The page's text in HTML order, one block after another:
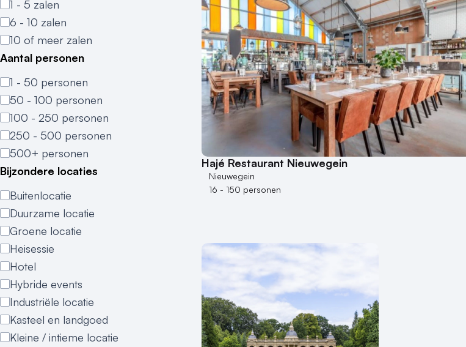
1 - 5 zalen
6 - 10 zalen
10 of meer zalen
Aantal personen
1 - 50 personen
50 - 100 personen
100 - 250 personen
250 - 500 personen
500+ personen
Bijzondere locaties
Buitenlocatie
Duurzame locatie
Groene locatie
Heisessie
Hotel
Hybride events
Industriële locatie
Kasteel en landgoed
Kleine / intieme locatie
Hajé Restaurant Nieuwegein
Nieuwegein
16 - 150 personen